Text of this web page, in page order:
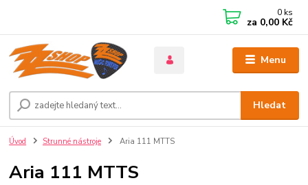
Menu
Hledat
0 ks
za 0,00 Kč
Úvod Strunné nástroje Aria 111 MTTS
Aria 111 MTTS